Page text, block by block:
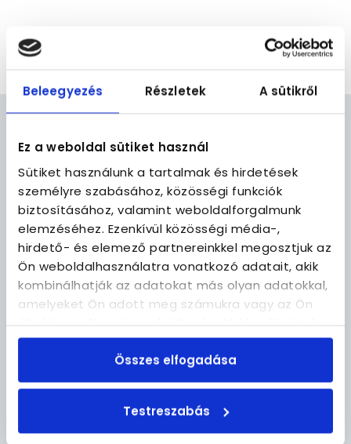
Beleegyezés Részletek A sütikről
Ez a weboldal sütiket használ
Sütiket használunk a tartalmak és hirdetések
személyre szabásához, közösségi funkciók
biztosításához, valamint weboldalforgalmunk
elemzéséhez. Ezenkívül közösségi média-,
hirdető- és elemező partnereinkkel megosztjuk az
Ön weboldalhasználatra vonatkozó adatait, akik
kombinálhatják az adatokat más olyan adatokkal,
amelyeket Ön adott meg számukra vagy az Ön
Összes elfogadása
Testreszabás
RÖVIDEN RÓLUNK
A szakma legjobbjaiból álló csapat fogja nálunk a
lakását kezelni. Ügyvezetőnk Rege Mihály tíz éves
tapasztalattal rendelkezik és a hazai rövid távú
szövetség elnöke, elismert szakértő.
Így dolgozunk
Kapcsolat